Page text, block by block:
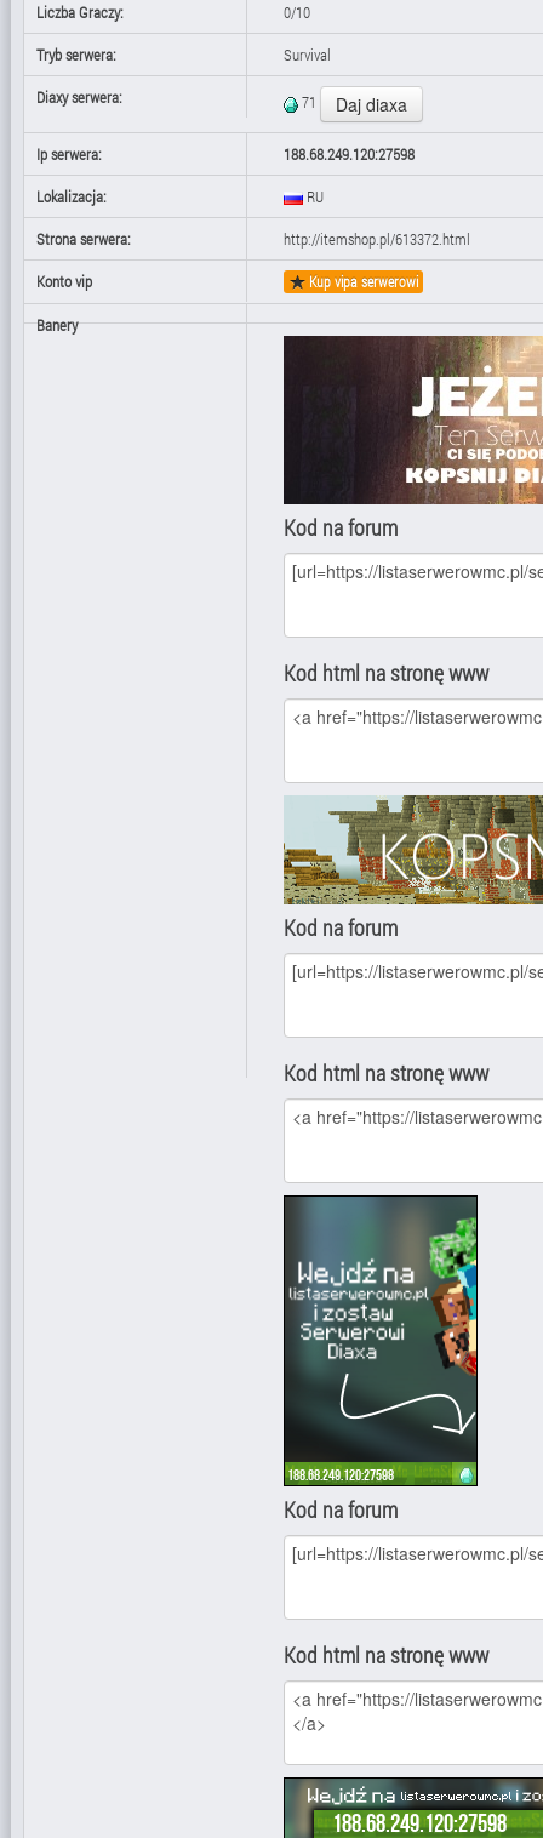
Liczba Graczy:
0/10
Tryb serwera:
Survival
Diaxy serwera:
71
Ip serwera:
188.68.249.120:27598
Lokalizacja:
RU
Strona serwera:
http://itemshop.pl/613372.html
Konto vip
Kup vipa serwerowi
Banery
Kod na forum
Kod html na stronę www
Kod na forum
Kod html na stronę www
Kod na forum
Kod html na stronę www